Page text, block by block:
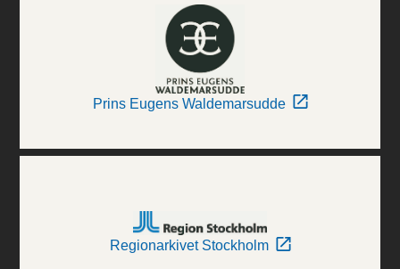
Prins Eugens Waldemarsudde
Regionarkivet Stockholm